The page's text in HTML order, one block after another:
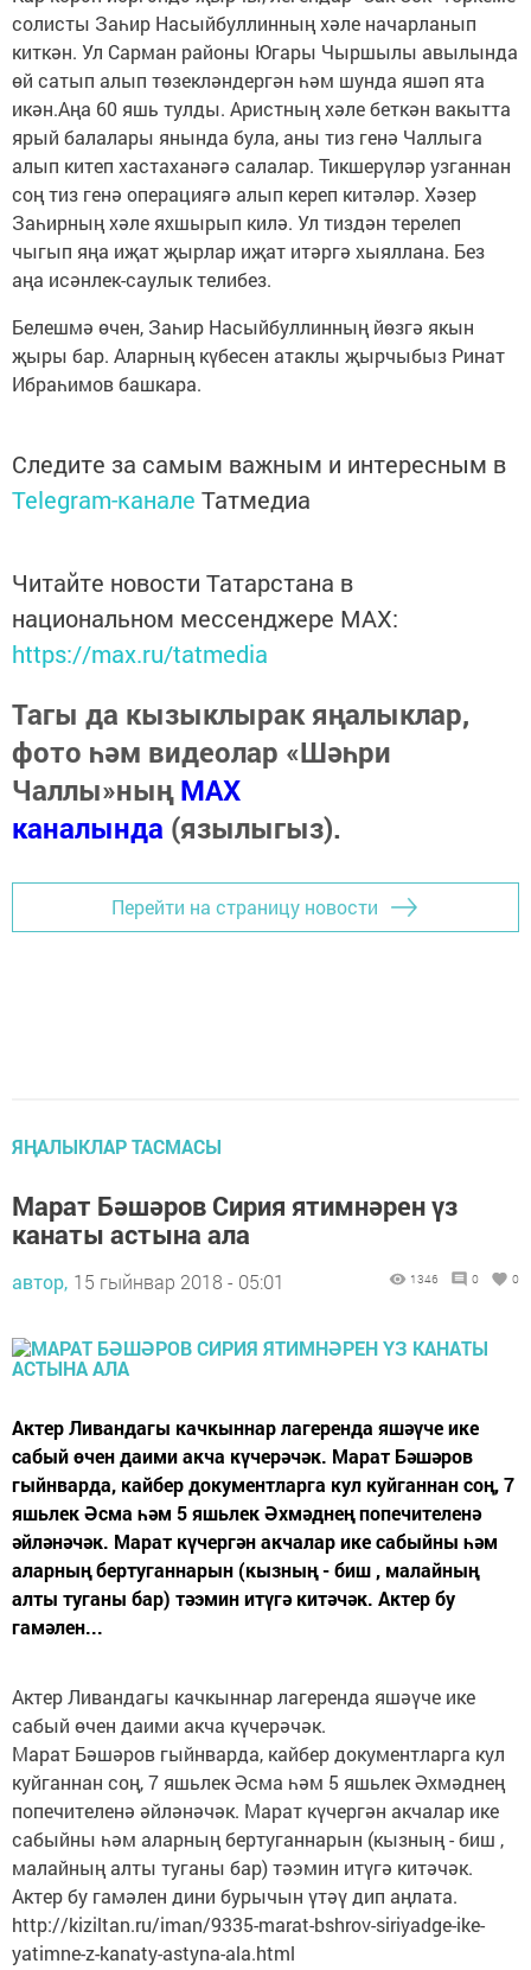
солисты Заһир Насыйбуллинның хәле начарланып
киткән. Ул Сарман районы Югары Чыршылы авылында
өй сатып алып төзекләндергән һәм шунда яшәп ята
икән.Аңа 60 яшь тулды. Аристның хәле беткән вакытта
ярый балалары янында була, аны тиз генә Чаллыга
алып китеп хастаханәгә салалар. Тикшерүләр узганнан
соң тиз генә операциягә алып кереп китәләр. Хәзер
Заһирның хәле яхшырып килә. Ул тиздән терелеп
чыгып яңа иҗат җырлар иҗат итәргә хыяллана. Без
аңа исәнлек-саулык телибез.
Белешмә өчен, Заһир Насыйбуллинның йөзгә якын
җыры бар. Аларның күбесен атаклы җырчыбыз Ринат
Ибраһимов башкара.
Следите за самым важным и интересным в
Telegram-канале Татмедиа
Читайте новости Татарстана в
национальном мессенджере MАХ:
https://max.ru/tatmedia
Тагы да кызыклырак яңалыклар,
фото һәм видеолар «Шәһри
Чаллы»ныңMAX
каналында (язылыгыз).
Перейти на страницу новости
ЯҢАЛЫКЛАР ТАСМАСЫ
Марат Бәшәров Сирия ятимнәрен үз
канаты астына ала
автор, 15 гыйнвар 2018 - 05:01 1346 0 0
Актер Ливандагы качкыннар лагеренда яшәүче ике
сабый өчен даими акча күчерәчәк. Марат Бәшәров
гыйнварда, кайбер документларга кул куйганнан соң, 7
яшьлек Әсма һәм 5 яшьлек Әхмәднең попечителенә
әйләнәчәк. Марат күчергән акчалар ике сабыйны һәм
аларның бертуганнарын (кызның - биш , малайның
алты туганы бар) тәэмин итүгә китәчәк. Актер бу
гамәлен...
Актер Ливандагы качкыннар лагеренда яшәүче ике
сабый өчен даими акча күчерәчәк.
Марат Бәшәров гыйнварда, кайбер документларга кул
куйганнан соң, 7 яшьлек Әсма һәм 5 яшьлек Әхмәднең
попечителенә әйләнәчәк. Марат күчергән акчалар ике
сабыйны һәм аларның бертуганнарын (кызның - биш ,
малайның алты туганы бар) тәэмин итүгә китәчәк.
Актер бу гамәлен дини бурычын үтәү дип аңлата.
http://kiziltan.ru/iman/9335-marat-bshrov-siriyadge-ike-
yatimne-z-kanaty-astyna-ala.html